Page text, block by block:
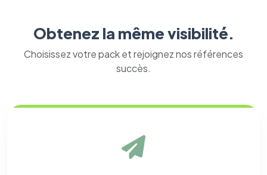
Obtenez la même visibilité.
Choisissez votre pack et rejoignez nos références
succès.